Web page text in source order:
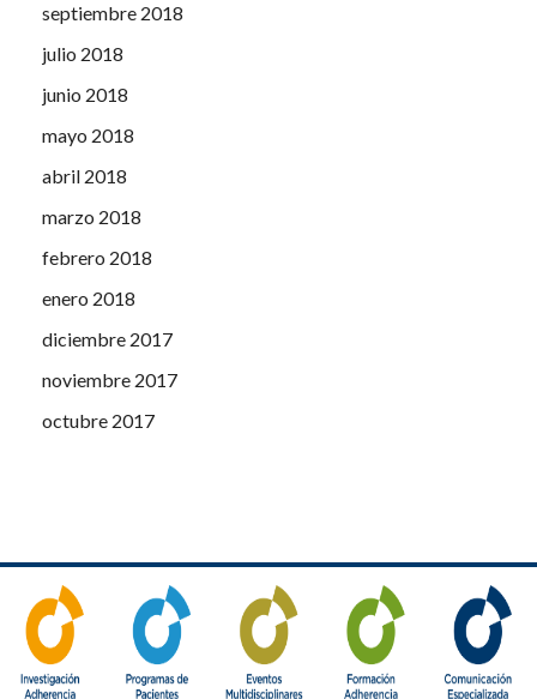
septiembre 2018
julio 2018
junio 2018
mayo 2018
abril 2018
marzo 2018
febrero 2018
enero 2018
diciembre 2017
noviembre 2017
octubre 2017